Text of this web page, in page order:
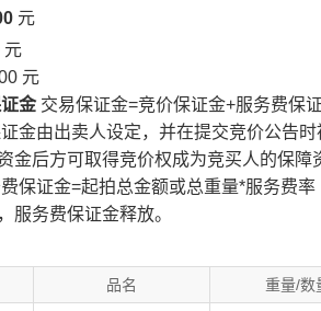
元
元
元
金 交易保证金=竞价保证金+服务费保
金由出卖人设定，并在提交竞价公告
金后方可取得竞价权成为竞买人的保障
保证金=起拍总金额或总重量*服务费率
服务费保证金释放。
品名 重量/数